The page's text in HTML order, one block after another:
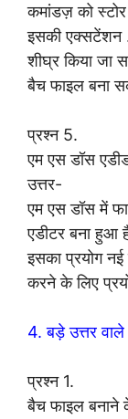
कमांडज़ को
इसकी एक्सटेंशन
शीघ्र किया जा
बैच फाइल बना
प्रश्न 5.
एम एस डॉस
उत्तर-
एम एस डॉस में
एडीटर बना हुआ
इसका प्रयोग नई
करने के लिए
4. बड़े उत्तर वाले
प्रश्न 1.
बैच फाइल बनाने